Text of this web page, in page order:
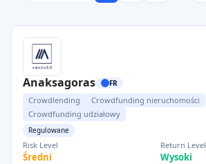
Anaksagoras FR
Crowdlending
Crowdfunding nieruchomości
Crowdfunding udziałowy
Regulowane
Risk Level
Średni
Return Level
Wysoki